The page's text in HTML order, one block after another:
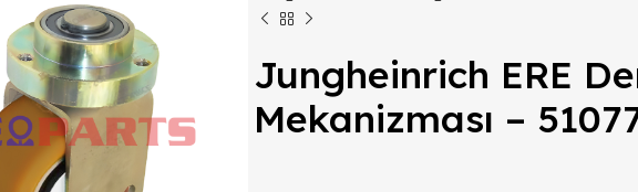
Jungheinrich ERE
Mekanizması –